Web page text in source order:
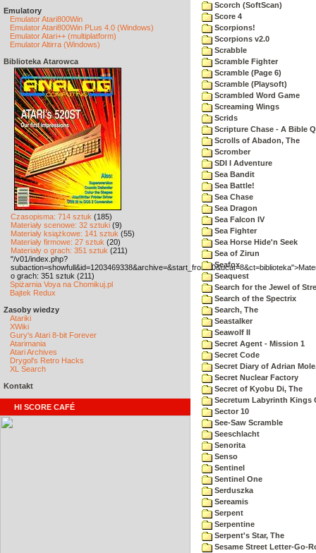
Emulatory
Emulator Atari800Win
Emulator Atari800Win PLus 4.0 (Windows)
Emulator Atari++ (multiplatform)
Emulator Altirra (Windows)
Biblioteka Atarowca
Czasopisma: 714 sztuk (185)
Materiały scenowe: 32 sztuki (9)
Materiały książkowe: 141 sztuk (55)
Materiały firmowe: 27 sztuk (20)
Materiały o grach: 351 sztuk (211)
"/v01/index.php?
o grach: 351 sztuk (211)
Spiżarnia Voya na Chomikuj.pl
Bajtek Redux
Zasoby wiedzy
Atariki
XWiki
Gury's Atari 8-bit Forever
Atarimania
Atari Archives
Drygol's Retro Hacks
XL Search
Kontakt
HI SCORE CAFÉ
Scorch (SoftScan)
Score 4
Scorpions!
Scorpions v2.0
Scrabble
Scramble Fighter
Scramble (Page 6)
Scramble (Playsoft)
Scrambled Word Game
Screaming Wings
Scrids
Scripture Chase - A Bible
Scrolls of Abadon, The
Scromber
SDI I Adventure
Sea Bandit
Sea Battle!
Sea Chase
Sea Dragon
Sea Falcon IV
Sea Fighter
Sea Horse Hide'n Seek
Sea of Zirun
Seafox
Seaquest
Search for the Jewel of
Search of the Spectrix
Search, The
Seastalker
Seawolf II
Secret Agent - Mission 1
Secret Code
Secret Diary of Adrian
Secret Nuclear Factory
Secret of Kyobu Di, The
Secretum Labyrinth Kings
Sector 10
See-Saw Scramble
Seeschlacht
Senorita
Senso
Sentinel
Sentinel One
Serduszka
Sereamis
Serpent
Serpentine
Serpent's Star, The
Sesame Street Letter-Go-